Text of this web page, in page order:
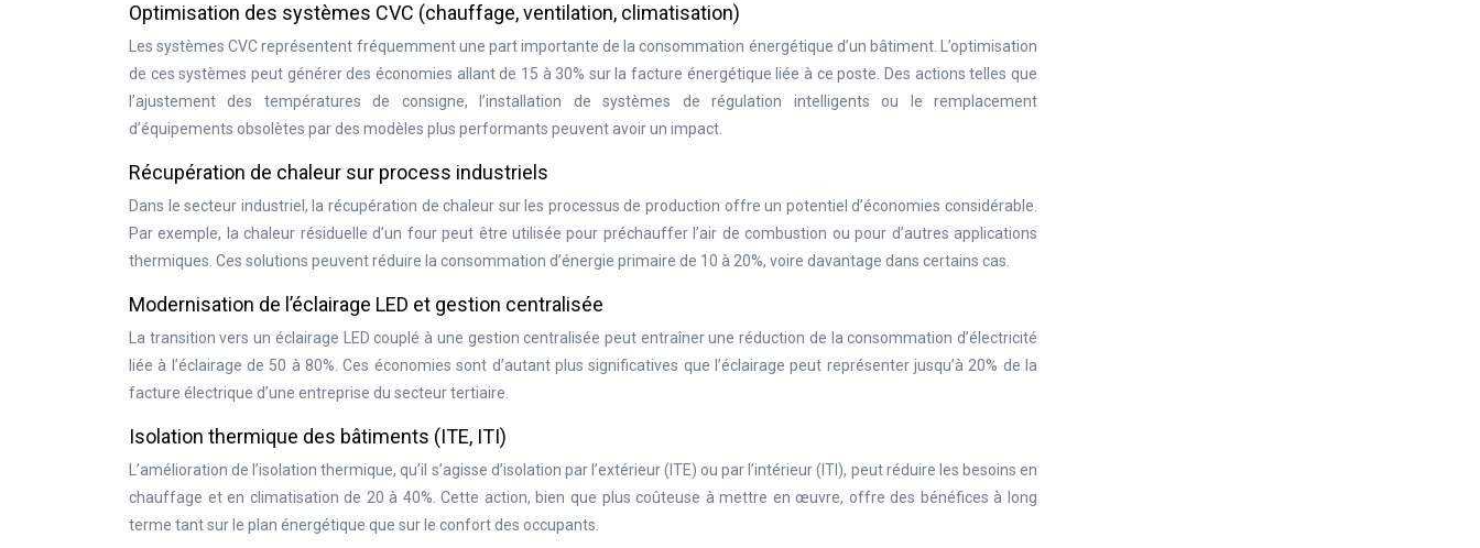
Optimisation des systèmes CVC (chauffage, ventilation, climatisation)
Les systèmes CVC représentent fréquemment une part importante de la consommation énergétique d’un bâtiment. L’optimisation
de ces systèmes peut générer des économies allant de 15 à 30% sur la facture énergétique liée à ce poste. Des actions telles que
l’ajustement des températures de consigne, l’installation de systèmes de régulation intelligents ou le remplacement
d’équipements obsolètes par des modèles plus performants peuvent avoir un impact.
Récupération de chaleur sur process industriels
Dans le secteur industriel, la récupération de chaleur sur les processus de production offre un potentiel d’économies considérable.
Par exemple, la chaleur résiduelle d’un four peut être utilisée pour préchauffer l’air de combustion ou pour d’autres applications
thermiques. Ces solutions peuvent réduire la consommation d’énergie primaire de 10 à 20%, voire davantage dans certains cas.
Modernisation de l’éclairage LED et gestion centralisée
La transition vers un éclairage LED couplé à une gestion centralisée peut entraîner une réduction de la consommation d’électricité
liée à l’éclairage de 50 à 80%. Ces économies sont d’autant plus significatives que l’éclairage peut représenter jusqu’à 20% de la
facture électrique d’une entreprise du secteur tertiaire.
Isolation thermique des bâtiments (ITE, ITI)
L’amélioration de l’isolation thermique, qu’il s’agisse d’isolation par l’extérieur (ITE) ou par l’intérieur (ITI), peut réduire les besoins en
chauffage et en climatisation de 20 à 40%. Cette action, bien que plus coûteuse à mettre en œuvre, offre des bénéfices à long
terme tant sur le plan énergétique que sur le confort des occupants.